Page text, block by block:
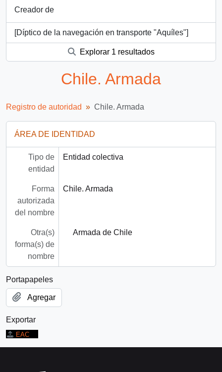
Creador de
[Díptico de la navegación en transporte "Aquíles"]
Explorar 1 resultados
Chile. Armada
Registro de autoridad Chile. Armada
ÁREA DE IDENTIDAD
Tipo de
entidad
Entidad colectiva
Forma
autorizada
del nombre
Chile. Armada
Otra(s)
forma(s) de
nombre
Armada de Chile
Portapapeles
Agregar
Exportar
EAC